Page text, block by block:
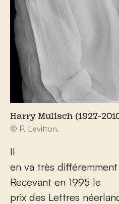
Harry Mulisch (1927-
© P. Levitton.
Il
en va très
Recevant en 1995 le
prix des Lettres